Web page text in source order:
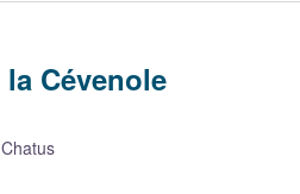
la Cévenole